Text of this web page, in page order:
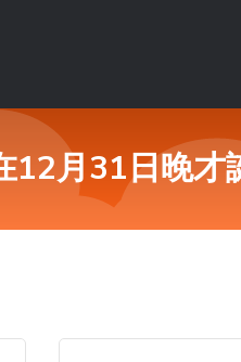
12月31日晚才